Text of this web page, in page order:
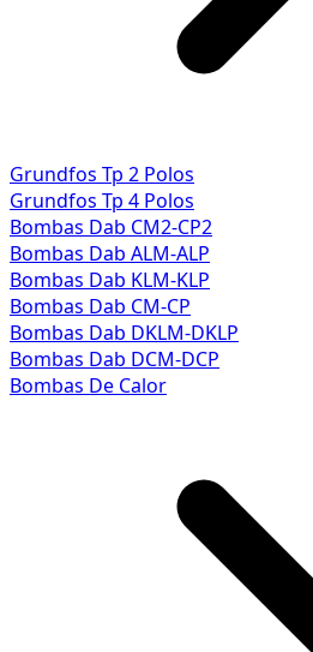
Grundfos Tp 2 Polos
Grundfos Tp 4 Polos
Bombas Dab CM2-CP2
Bombas Dab ALM-ALP
Bombas Dab KLM-KLP
Bombas Dab CM-CP
Bombas Dab DKLM-DKLP
Bombas Dab DCM-DCP
Bombas De Calor